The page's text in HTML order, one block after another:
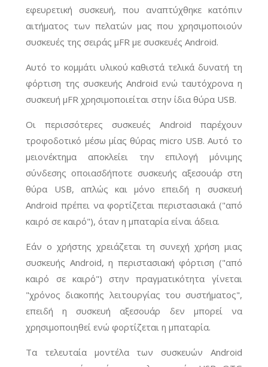
εφευρετική συσκευή, που αναπτύχθηκε κατόπιν
αιτήματος των πελατών μας που χρησιμοποιούν
συσκευές της σειράς μFR με συσκευές Android.
Αυτό το κομμάτι υλικού καθιστά τελικά δυνατή τη
φόρτιση της συσκευής Android ενώ ταυτόχρονα η
συσκευή μFR χρησιμοποιείται στην ίδια θύρα USB.
Οι περισσότερες συσκευές Android παρέχουν
τροφοδοτικό μέσω μίας θύρας micro USB. Αυτό το
μειονέκτημα αποκλείει την επιλογή μόνιμης
σύνδεσης οποιασδήποτε συσκευής αξεσουάρ στη
θύρα USB, απλώς και μόνο επειδή η συσκευή
Android πρέπει να φορτίζεται περιστασιακά ("από
καιρό σε καιρό"), όταν η μπαταρία είναι άδεια.
Εάν ο χρήστης χρειάζεται τη συνεχή χρήση μιας
συσκευής Android, η περιστασιακή φόρτιση ("από
καιρό σε καιρό") στην πραγματικότητα γίνεται
"χρόνος διακοπής λειτουργίας του συστήματος",
επειδή η συσκευή αξεσουάρ δεν μπορεί να
χρησιμοποιηθεί ενώ φορτίζεται η μπαταρία.
Τα τελευταία μοντέλα των συσκευών Android